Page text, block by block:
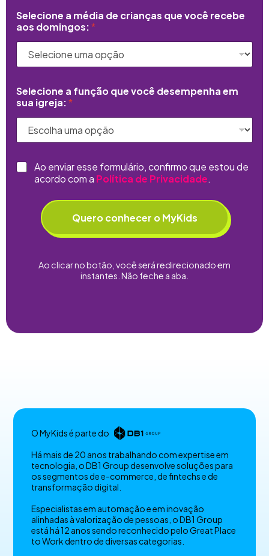
Selecione a média de crianças que você recebe
aos domingos:*
Selecione a função que você desempenha em
sua igreja:*
C
Ao enviar esse formulário, confirmo que estou de
acordo com a Política de Privacidade.
Quero conhecer o MyKids
Ao clicar no botão, você será redirecionado em
instantes. Não feche a aba.
O MyKids é parte do
Há mais de 20 anos trabalhando com expertise em
tecnologia, o DB1 Group desenvolve soluções para
os segmentos de e-commerce, de fintechs e de
transformação digital.
Especialistas em automação e em inovação
alinhadas à valorização de pessoas, o DB1 Group
está há 12 anos sendo reconhecido pelo Great Place
to Work dentro de diversas categorias.